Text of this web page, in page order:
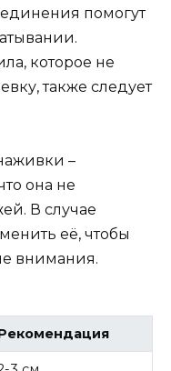
помогут
которое не
также следует
–
она не
В случае
её, чтобы
внимания.